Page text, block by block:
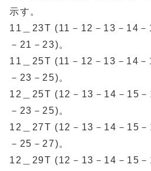
示す。
11＿23T (11－12－13－14
－21－23)。
11＿25T (11－12－13－14
－23－25)。
12＿25T (12－13－14－15
－23－25)。
12＿27T (12－13－14－15
－25－27)。
12＿29T (12－13－14－15